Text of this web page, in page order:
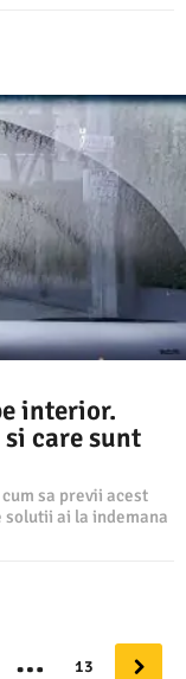
interior.
si care sunt
sa previi acest
solutii ai la indemana
… 13